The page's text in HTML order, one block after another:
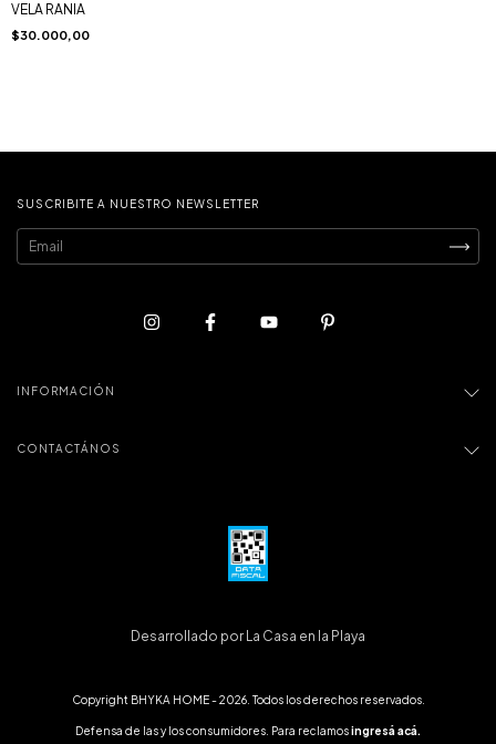
VELA RANIA
$30.000,00
SUSCRIBITE A NUESTRO NEWSLETTER
INFORMACIÓN
CONTACTÁNOS
Desarrollado por La Casa en la Playa
Copyright BHYKA HOME - 2026. Todos los derechos reservados.
Defensa de las y los consumidores. Para reclamosingresá acá.